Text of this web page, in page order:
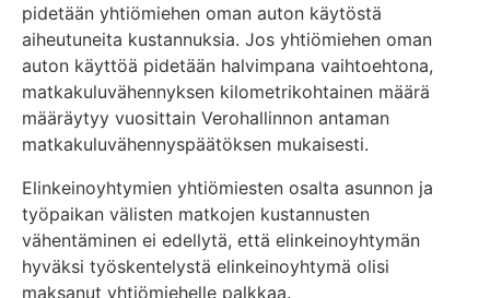
pidetään yhtiömiehen oman auton käytöstä
aiheutuneita kustannuksia. Jos yhtiömiehen oman
auton käyttöä pidetään halvimpana vaihtoehtona,
matkakuluvähennyksen kilometrikohtainen määrä
määräytyy vuosittain Verohallinnon antaman
matkakuluvähennyspäätöksen mukaisesti.
Elinkeinoyhtymien yhtiömiesten osalta asunnon ja
työpaikan välisten matkojen kustannusten
vähentäminen ei edellytä, että elinkeinoyhtymän
hyväksi työskentelystä elinkeinoyhtymä olisi
maksanut yhtiömiehelle palkkaa.